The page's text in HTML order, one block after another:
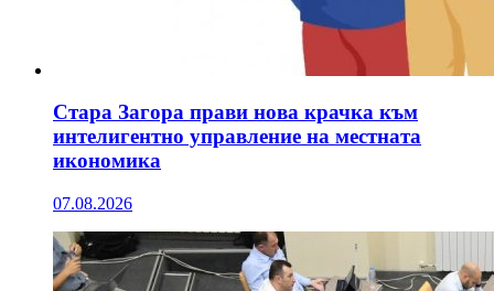
Стара Загора прави нова крачка към
интелигентно управление на местната
икономика
07.08.2026